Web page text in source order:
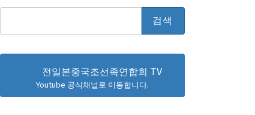
전일본중국조선족연합회 TV
Youtube 공식채널로 이동합니다.